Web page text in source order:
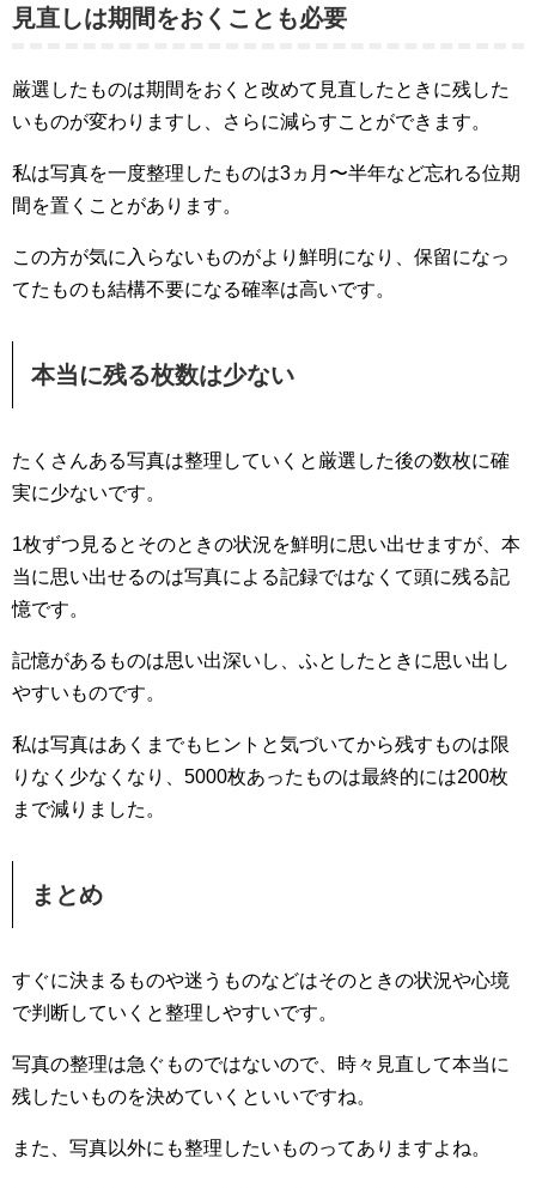
見直しは期間をおくことも必要
厳選したものは期間をおくと改めて見直したときに残した
いものが変わりますし、さらに減らすことができます。
私は写真を一度整理したものは3ヵ月〜半年など忘れる位期
間を置くことがあります。
この方が気に入らないものがより鮮明になり、保留になっ
てたものも結構不要になる確率は高いです。
本当に残る枚数は少ない
たくさんある写真は整理していくと厳選した後の数枚に確
実に少ないです。
1枚ずつ見るとそのときの状況を鮮明に思い出せますが、本
当に思い出せるのは写真による記録ではなくて頭に残る記
憶です。
記憶があるものは思い出深いし、ふとしたときに思い出し
やすいものです。
私は写真はあくまでもヒントと気づいてから残すものは限
りなく少なくなり、5000枚あったものは最終的には200枚
まで減りました。
まとめ
すぐに決まるものや迷うものなどはそのときの状況や心境
で判断していくと整理しやすいです。
写真の整理は急ぐものではないので、時々見直して本当に
残したいものを決めていくといいですね。
また、写真以外にも整理したいものってありますよね。